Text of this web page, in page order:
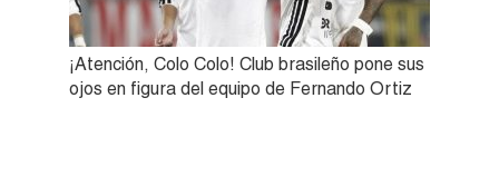
¡Atención, Colo Colo! Club brasileño pone sus
ojos en figura del equipo de Fernando Ortiz